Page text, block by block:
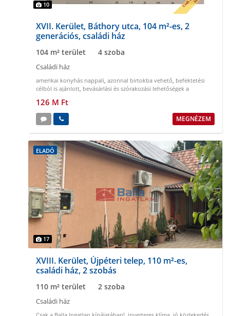
10
XVII. Kerület, Báthory utca, 104 m²-es, 2
generációs, családi ház
104 m² terület 4 szoba
Családi ház
amerikai konyhás nappali, azonnal birtokba vehető, befektetési
célból is ajánlott, bevásárlási és szórakozási lehetőségek a
126 M Ft
MEGNÉZEM
ELADÓ
17
XVIII. Kerület, Újpéteri telep, 110 m²-es,
családi ház, 2 szobás
110 m² terület 2 szoba
Családi ház